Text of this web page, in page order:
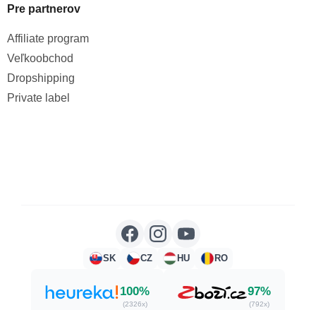
Pre partnerov
Affiliate program
Veľkoobchod
Dropshipping
Private label
SK CZ HU RO
100%
(2326x)
97%
(792x)